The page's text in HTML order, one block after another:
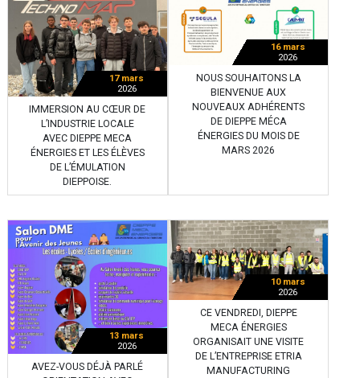
17 mars
2026
IMMERSION AU CŒUR DE
L’INDUSTRIE LOCALE
AVEC DIEPPE MECA
ÉNERGIES ET LES ÉLÈVES
DE L’ÉMULATION
DIEPPOISE.
16 mars
2026
NOUS SOUHAITONS LA
BIENVENUE AUX
NOUVEAUX ADHÉRENTS
DE DIEPPE MÉCA
ÉNERGIES DU MOIS DE
MARS 2026
13 mars
2026
AVEZ-VOUS DÉJÀ PARLÉ
10 mars
2026
CE VENDREDI, DIEPPE
MECA ÉNERGIES
ORGANISAIT UNE VISITE
DE L’ENTREPRISE ETRIA
MANUFACTURING